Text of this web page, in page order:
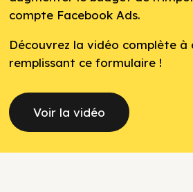
compte Facebook Ads.
Découvrez la vidéo complète à
remplissant ce formulaire !
Voir la vidéo